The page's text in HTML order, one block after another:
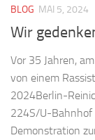
BLOG MAI 5, 2024
Wir
Vor 35 Jahren,
von einem
2024Berlin-
224S/U-Bahnhof
Demonstration